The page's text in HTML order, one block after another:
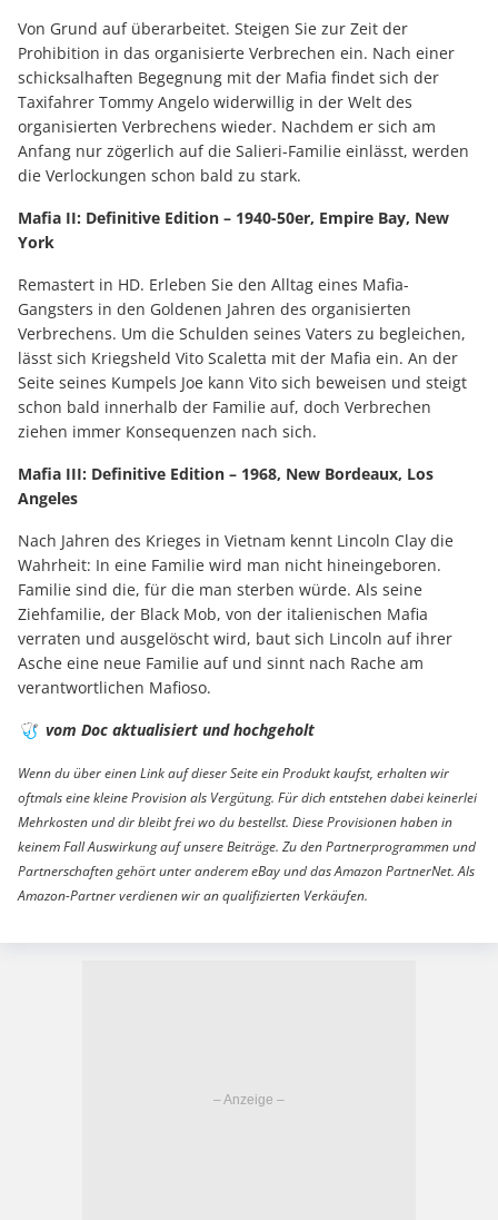
Von Grund auf überarbeitet. Steigen Sie zur Zeit der
Prohibition in das organisierte Verbrechen ein. Nach einer
schicksalhaften Begegnung mit der Mafia findet sich der
Taxifahrer Tommy Angelo widerwillig in der Welt des
organisierten Verbrechens wieder. Nachdem er sich am
Anfang nur zögerlich auf die Salieri-Familie einlässt, werden
die Verlockungen schon bald zu stark.
Mafia II: Definitive Edition – 1940-50er, Empire Bay, New
York
Remastert in HD. Erleben Sie den Alltag eines Mafia-
Gangsters in den Goldenen Jahren des organisierten
Verbrechens. Um die Schulden seines Vaters zu begleichen,
lässt sich Kriegsheld Vito Scaletta mit der Mafia ein. An der
Seite seines Kumpels Joe kann Vito sich beweisen und steigt
schon bald innerhalb der Familie auf, doch Verbrechen
ziehen immer Konsequenzen nach sich.
Mafia III: Definitive Edition – 1968, New Bordeaux, Los
Angeles
Nach Jahren des Krieges in Vietnam kennt Lincoln Clay die
Wahrheit: In eine Familie wird man nicht hineingeboren.
Familie sind die, für die man sterben würde. Als seine
Ziehfamilie, der Black Mob, von der italienischen Mafia
verraten und ausgelöscht wird, baut sich Lincoln auf ihrer
Asche eine neue Familie auf und sinnt nach Rache am
verantwortlichen Mafioso.
🩺 vom Doc aktualisiert und hochgeholt
Wenn du über einen Link auf dieser Seite ein Produkt kaufst, erhalten wir
oftmals eine kleine Provision als Vergütung. Für dich entstehen dabei keinerlei
Mehrkosten und dir bleibt frei wo du bestellst. Diese Provisionen haben in
keinem Fall Auswirkung auf unsere Beiträge. Zu den Partnerprogrammen und
Partnerschaften gehört unter anderem eBay und das Amazon PartnerNet. Als
Amazon-Partner verdienen wir an qualifizierten Verkäufen.